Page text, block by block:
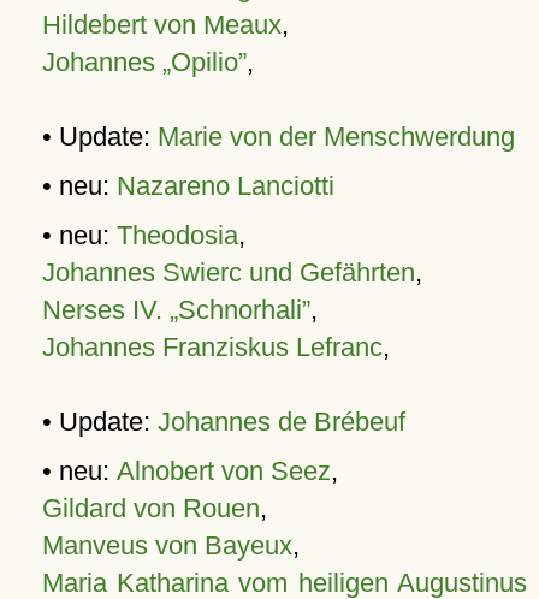
Hildebert von Meaux,
Johannes „Opilio”,
• Update: Marie von der Menschwerdung
• neu: Nazareno Lanciotti
• neu: Theodosia,
Johannes Swierc und Gefährten,
Nerses IV. „Schnorhali”,
Johannes Franziskus Lefranc,
• Update: Johannes de Brébeuf
• neu: Alnobert von Seez,
Gildard von Rouen,
Manveus von Bayeux,
Maria Katharina vom heiligen Augustinus